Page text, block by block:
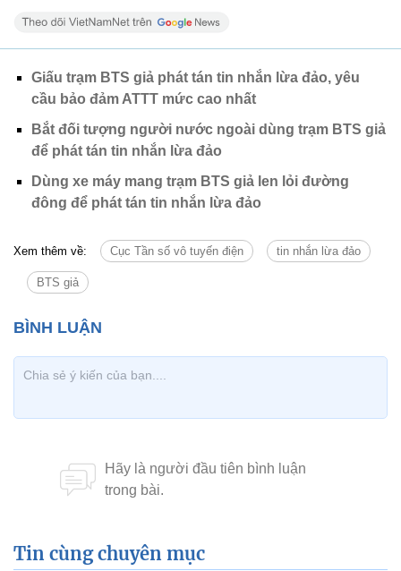
Giấu trạm BTS giả phát tán tin nhắn lừa đảo, yêu
cầu bảo đảm ATTT mức cao nhất
Bắt đối tượng người nước ngoài dùng trạm BTS giả
để phát tán tin nhắn lừa đảo
Dùng xe máy mang trạm BTS giả len lỏi đường
đông để phát tán tin nhắn lừa đảo
Xem thêm về: Cục Tần số vô tuyến điện tin nhắn lừa đảo
BTS giả
Tin cùng chuyên mục